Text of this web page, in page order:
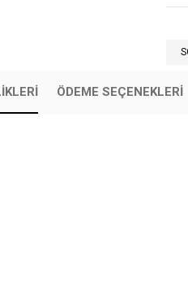
ÖDEME SEÇENEKLERI